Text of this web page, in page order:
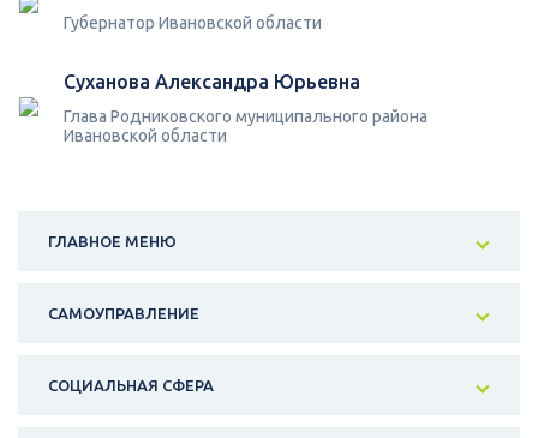
Губернатор Ивановской области
Суханова Александра Юрьевна
Глава Родниковского муниципального района
Ивановской области
ГЛАВНОЕ МЕНЮ
САМОУПРАВЛЕНИЕ
СОЦИАЛЬНАЯ СФЕРА